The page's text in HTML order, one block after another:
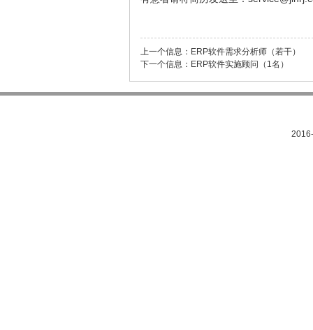
上一个信息： ERP软件需求分析师（若干）
下一个信息： ERP软件实施顾问（1名）